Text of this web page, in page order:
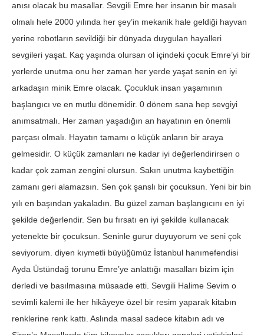
anısı olacak bu masallar. Sevgili Emre her insanın bir masalı
olmalı hele 2000 yılında her şey’in mekanik hale geldi­ği hayvan
yerine robotların sevildiği bir dünyada duygulan hayalleri
sevgileri yaşat. Kaç yaşında olursan ol içindeki çocuk Emre’yi bir
yerlerde unutma onu her zaman her yerde yaşat senin en iyi
arkadaşın minik Emre olacak. Çocukluk insan yaşamının
başlangıcı ve en mutlu dönemidir. 0 dönem sana hep sevgiyi
anımsatmalı. Her zaman yaşadığın an hayatı­nın en önemli
parçası olmalı. Hayatın tamamı o küçük anların bir araya
gelmesidir. O küçük zamanları ne kadar iyi değerlendirirsen o
kadar çok zaman zengini olursun. Sakın unutma kay­bettiğin
zamanı geri alamazsın. Sen çok şanslı bir çocuksun. Yeni bir bin
yılı en başından yakaladın. Bu güzel zaman başlangı­cını en iyi
şekilde değerlendir. Sen bu fırsatı en iyi şekilde kullanacak
yetenekte bir çocuksun. Seninle gurur duyuyorum ve seni çok
seviyo­rum. diyen kıymetli büyüğümüz İstanbul hanımefendisi
Ayda Üstündağ torunu Emre’ye anlattığı masalları bizim için
derledi ve basılmasına müsaade etti. Sevgili Halime Sevim o
sevimli kalemi ile her hikâyeye özel bir resim yaparak kitabın
renklerine renk kattı. Aslında masal sadece kitabın adı ve